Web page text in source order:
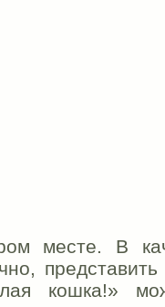
месте. В
кошка!»